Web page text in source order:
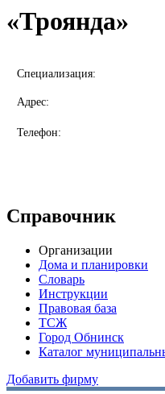
«Троянда»
Специализация:
Адрес:
Телефон:
Справочник
Организации
Дома и планировки
Словарь
Инструкции
Правовая база
ТСЖ
Город Обнинск
Каталог
Добавить фирму